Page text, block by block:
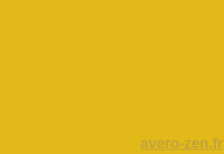
avero-zen.fr